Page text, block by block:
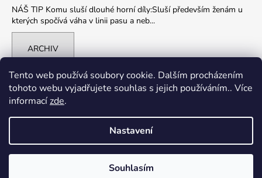
Tento web používá soubory cookie. Dalším procházením
tohoto webu vyjadřujete souhlas s jejich používáním.. Více
informacízde.
Nastavení
Souhlasím
NÁŠ TIP Komu sluší dlouhé horní díly:Sluší především ženám u
kterých spočívá váha v linii pasu a neb...
ARCHIV
petrklic.cz. Všechna práva vyhrazena.